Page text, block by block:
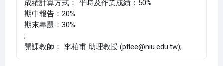
成績計算方式： 平時及作業成績：50%
期中報告：20%
期末專題：30%
;
開課教師： 李柏甫 助理教授 (pflee@niu.edu.tw);